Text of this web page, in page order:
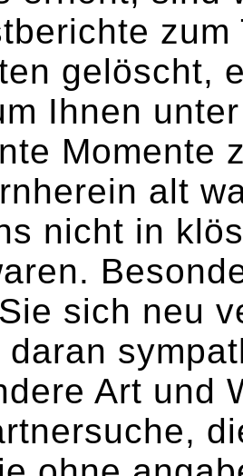
gelöscht,
Ihnen
Momente
alt
nicht in
sich neu
daran
Art und